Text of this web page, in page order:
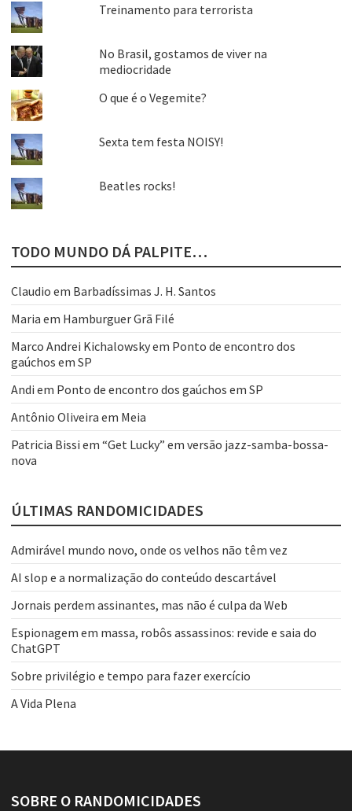
Treinamento para terrorista
No Brasil, gostamos de viver na
mediocridade
O que é o Vegemite?
Sexta tem festa NOISY!
Beatles rocks!
TODO MUNDO DÁ PALPITE…
Claudio em Barbadíssimas J. H. Santos
Maria em Hamburguer Grã Filé
Marco Andrei Kichalowskyem Ponto de encontro dos
gaúchos em SP
Andi em Ponto de encontro dos gaúchos em SP
Antônio Oliveira em Meia
Patricia Bissi em “Get Lucky” em versão jazz-samba-bossa-
nova
ÚLTIMAS RANDOMICIDADES
Admirável mundo novo, onde os velhos não têm vez
AI slop e a normalização do conteúdo descartável
Jornais perdem assinantes, mas não é culpa da Web
Espionagem em massa, robôs assassinos: revide e saia do
ChatGPT
Sobre privilégio e tempo para fazer exercício
A Vida Plena
SOBRE O RANDOMICIDADES